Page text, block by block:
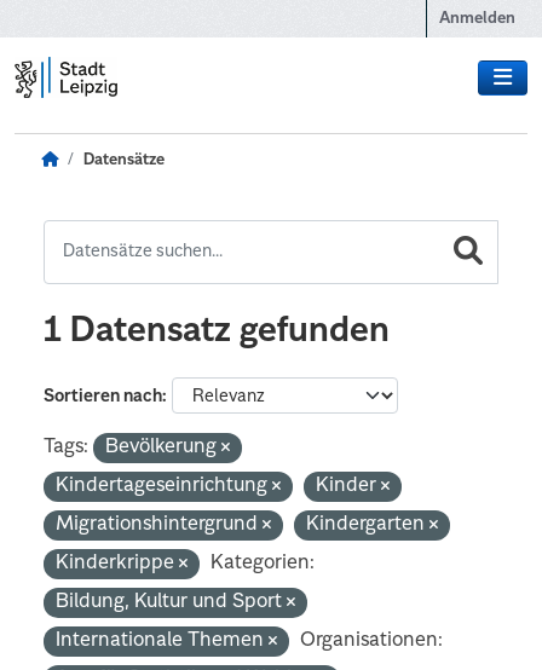
Anmelden
Datensätze
1 Datensatz gefunden
Sortieren nach
Tags:
Bevölkerung
Kindertageseinrichtung
Kinder
Migrationshintergrund
Kindergarten
Kinderkrippe
Kategorien:
Bildung, Kultur und Sport
Internationale Themen
Organisationen: